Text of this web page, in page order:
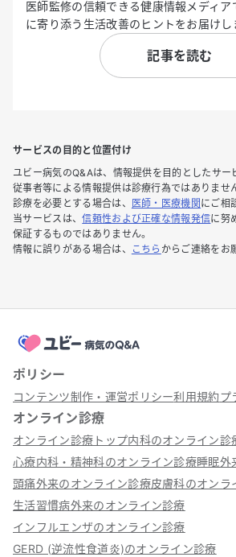
医師監修の信頼できる健康情報メディア
に寄り添う生活改善のヒントをお届けし
記事を読む
サービスの目的と位置付け
ユビー病気のQ&Aは、情報提供を目的としたサ
従事者等による情報提供は診療行為ではありませ
診療を必要とする場合は、
医師・医療機関 にご相
当サービスは、信頼性および正確な情報発信に努
保証するものではありません。
情報に誤りがある場合は、
こちら からご連絡をお
ポリシー
コンテンツ制作・運営ポリシー利用規約プ
オンライン診療
オンライン診療トップ内科のオンライン診
心療内科・精神科のオンライン診療睡眠外
頭痛外来のオンライン診療皮膚科のオンラ
生活習慣病外来のオンライン診療
インフルエンザのオンライン診療
GERD (逆流性食道炎)のオンライン診療